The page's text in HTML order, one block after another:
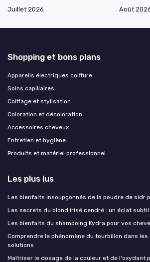
Juillet 2026
Août
Shopping et bons plans
Appareils électriques coiffure
Soins capillaires
Coiffage et stylisation
Coloration et décoloration
Accessoires cheveux
Entretien et hygiène
Produits et matériel professionnel
Les plus lus
Les bienfaits insoupçonnés de la poudre de sidr
Les secrets du blond irisé cendré : un éclat
Les bienfaits du shampoing Kydra pour vos
Comprendre le phénomène du tourbillon dans
solutions
Maîtriser le dosage de la couleur et de l'oxydant